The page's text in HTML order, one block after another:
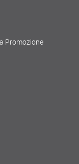
Promozione